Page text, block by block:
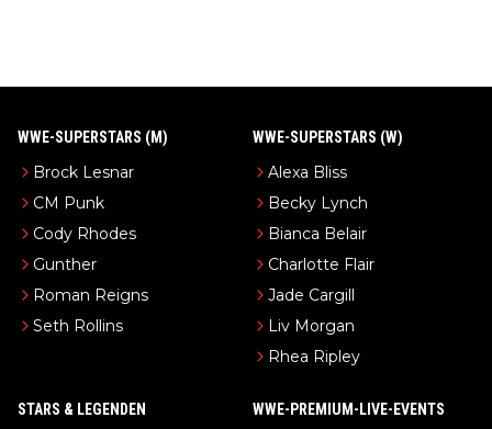
WWE-SUPERSTARS (M)
Brock Lesnar
CM Punk
Cody Rhodes
Gunther
Roman Reigns
Seth Rollins
WWE-SUPERSTARS (W)
Alexa Bliss
Becky Lynch
Bianca Belair
Charlotte Flair
Jade Cargill
Liv Morgan
Rhea Ripley
STARS & LEGENDEN WWE-PREMIUM-LIVE-EVENTS